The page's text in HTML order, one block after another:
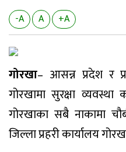
-A A +A
गोरखा– आसन्न प्रदेश र
गोरखामा सुरक्षा
गोरखाका सबै नाकामा
जिल्ला प्रहरी कार्यालय